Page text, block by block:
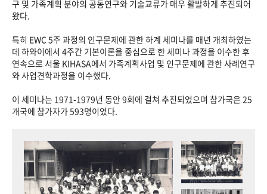
구 및 가족계획 분야의 공동연구와 기술교류가 매우 활발하게 추진되어
왔다.
특히 EWC 5주 과정의 인구문제에 관한 하계 세미나를 매년 개최하였는
데 하와이에서 4주간 기본이론을 중심으로 한 세미나 과정을 이수한 후
연속으로 서울 KIHASA에서 가족계획사업 및 인구문제에 관한 사례연구
와 사업견학과정을 이수했다.
이 세미나는 1971-1979년 동안 9회에 걸쳐 추진되었으며 참가국은 25
개국에 참가자가 593명이었다.